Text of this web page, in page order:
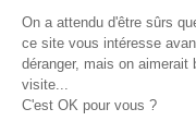
ZENRIDE uses the
“Lemonway agent
located at 8, rue du
under number 16568)
(Regafi)” - CGU Lemonway.
On a attendu d'être sûrs
ce site vous intéresse
déranger, mais on aimerait
visite...
C'est OK pour vous ?